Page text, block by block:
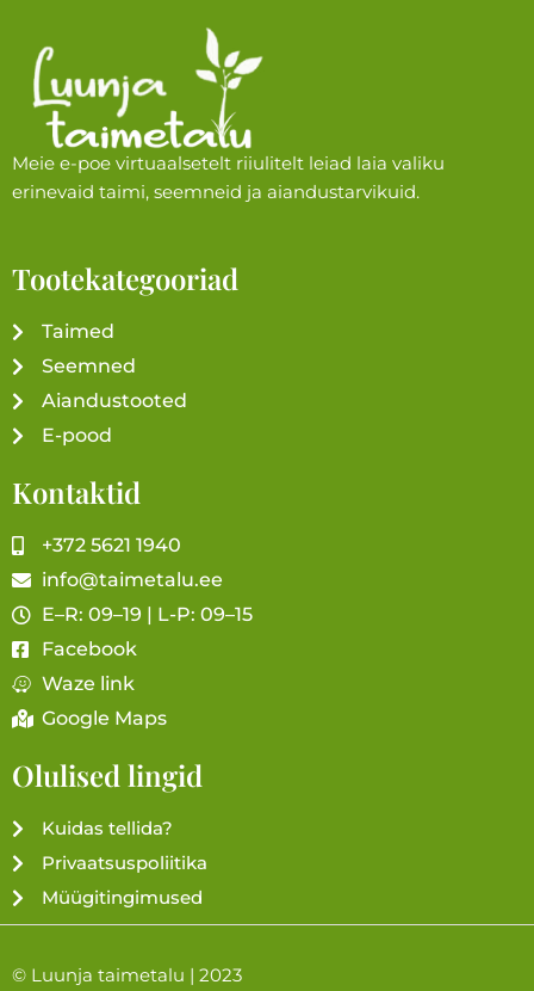
Meie e-poe virtuaalsetelt riiulitelt leiad laia valiku
erinevaid taimi, seemneid ja aiandustarvikuid.
Tootekategooriad
Taimed
Seemned
Aiandustooted
E-pood
Kontaktid
+372 5621 1940
info@taimetalu.ee
E–R: 09–19 | L-P: 09–15
Facebook
Waze link
Google Maps
Olulised lingid
Kuidas tellida?
Privaatsuspoliitika
Müügitingimused
© Luunja taimetalu | 2023